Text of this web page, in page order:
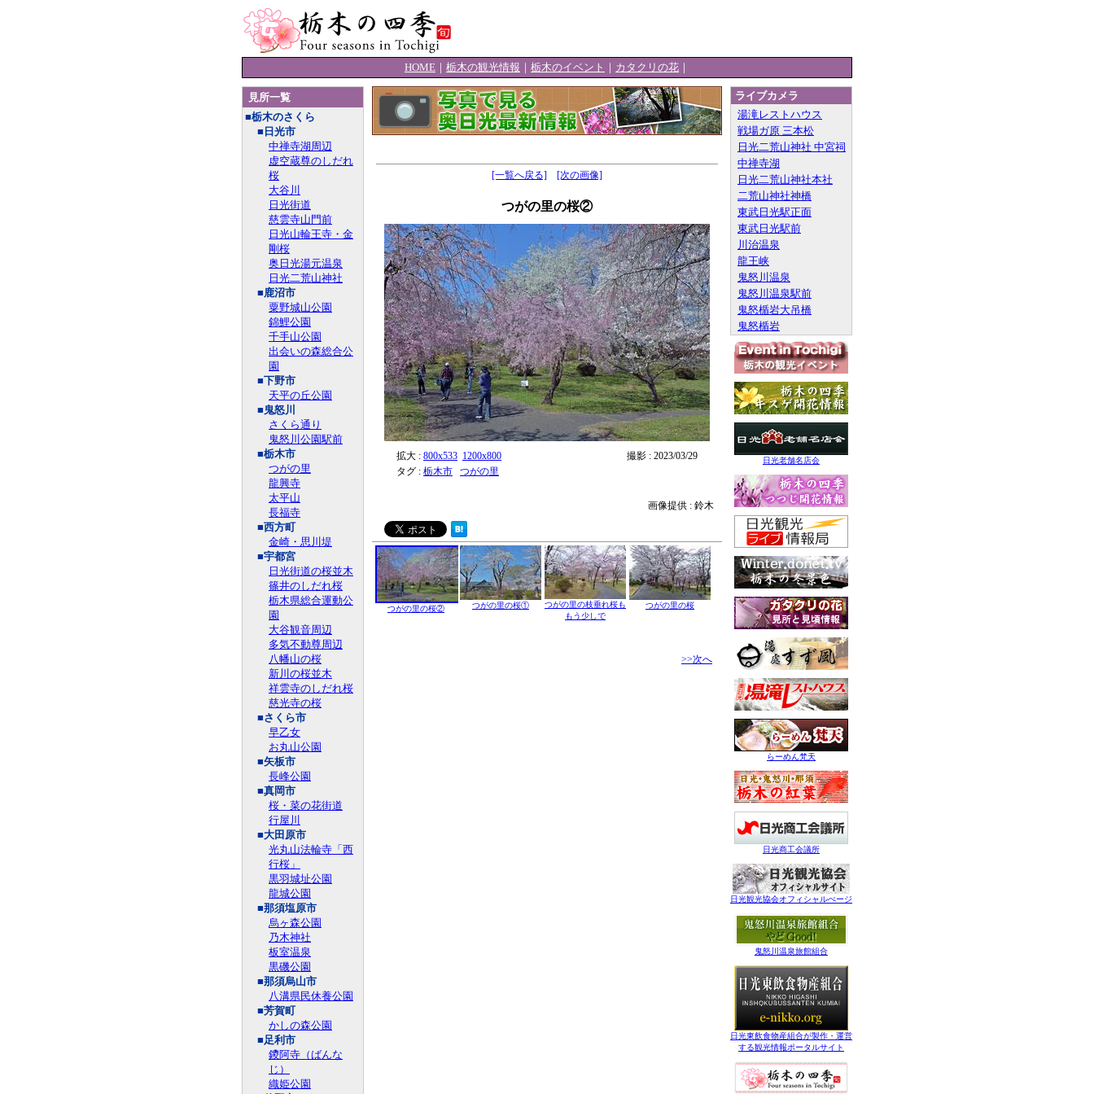
HOME ｜ 栃木の観光情報 ｜ 栃木のイベント ｜ カタクリの花 ｜
見所一覧
■栃木のさくら
■日光市
中禅寺湖周辺
虚空蔵尊のしだれ
桜
大谷川
日光街道
慈雲寺山門前
日光山輪王寺・金
剛桜
奥日光湯元温泉
日光二荒山神社
■鹿沼市
粟野城山公園
錦鯉公園
千手山公園
出会いの森総合公
園
■下野市
天平の丘公園
■鬼怒川
さくら通り
鬼怒川公園駅前
■栃木市
つがの里
龍興寺
太平山
長福寺
■西方町
金崎・思川堤
■宇都宮
日光街道の桜並木
篠井のしだれ桜
栃木県総合運動公
園
大谷観音周辺
多気不動尊周辺
八幡山の桜
新川の桜並木
祥雲寺のしだれ桜
慈光寺の桜
■さくら市
早乙女
お丸山公園
■矢板市
長峰公園
■真岡市
桜・菜の花街道
行屋川
■大田原市
光丸山法輪寺「西
行桜」
黒羽城址公園
龍城公園
■那須塩原市
烏ヶ森公園
乃木神社
板室温泉
黒磯公園
■那須烏山市
八溝県民休養公園
■芳賀町
かしの森公園
■足利市
鑁阿寺（ばんな
じ）
織姫公園
[一覧へ戻る] [次の画像]
つがの里の桜②
拡大 : 800x533 1200x800
撮影 : 2023/03/29
タグ : 栃木市 つがの里
画像提供 : 鈴木
つがの里の桜② つがの里の桜①
つがの里の枝垂れ桜も
もう少しで
つがの里の桜
>>次へ
ライブカメラ
湯滝レストハウス
戦場ガ原 三本松
日光二荒山神社 中宮祠
中禅寺湖
日光二荒山神社本社
二荒山神社神橋
東武日光駅正面
東武日光駅前
川治温泉
龍王峡
鬼怒川温泉
鬼怒川温泉駅前
鬼怒楯岩大吊橋
鬼怒楯岩
日光老舗名店会
らーめん梵天
日光商工会議所
日光観光協会オフィシャルぺージ
鬼怒川温泉旅館組合
日光東飲食物産組合が製作・運営
する観光情報ポータルサイト